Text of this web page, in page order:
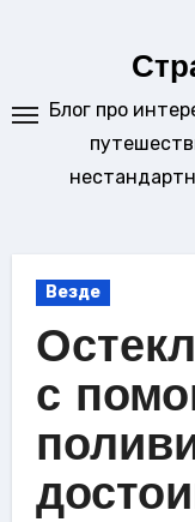
Блог про
Везде
с